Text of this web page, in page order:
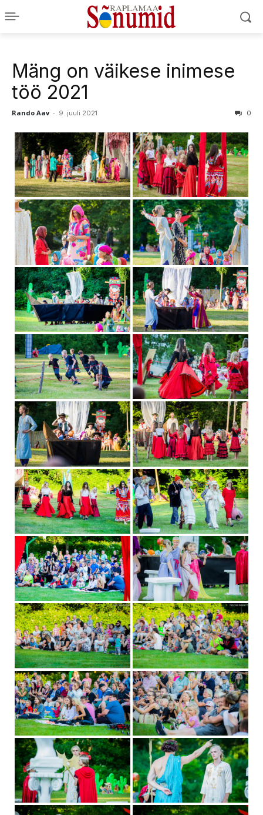
Mäng on väikese inimese
töö 2021
Rando Aav - 9. juuli 2021 0